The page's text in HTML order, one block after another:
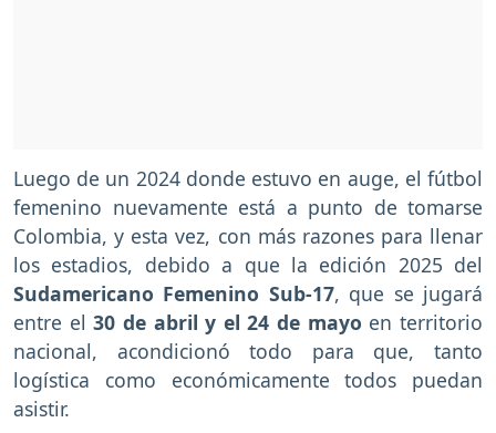
Luego de un 2024 donde estuvo en auge, el fútbol
femenino nuevamente está a punto de tomarse
Colombia, y esta vez, con más razones para llenar
los estadios, debido a que la edición 2025 del
Sudamericano Femenino Sub-17, que se jugará
entre el30 de abril y el 24 de mayo en territorio
nacional, acondicionó todo para que, tanto
logística como económicamente todos puedan
asistir.